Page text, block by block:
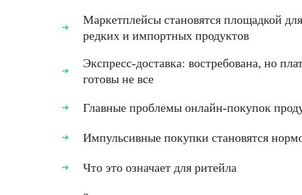
Маркетплейсы становятся площадкой для
редких и импортных продуктов
Экспресс-доставка: востребована, но
готовы не все
Главные проблемы онлайн-покупок
Импульсивные покупки становятся
Что это означает для ритейла